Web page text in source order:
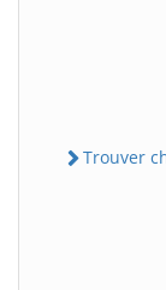
Trouver